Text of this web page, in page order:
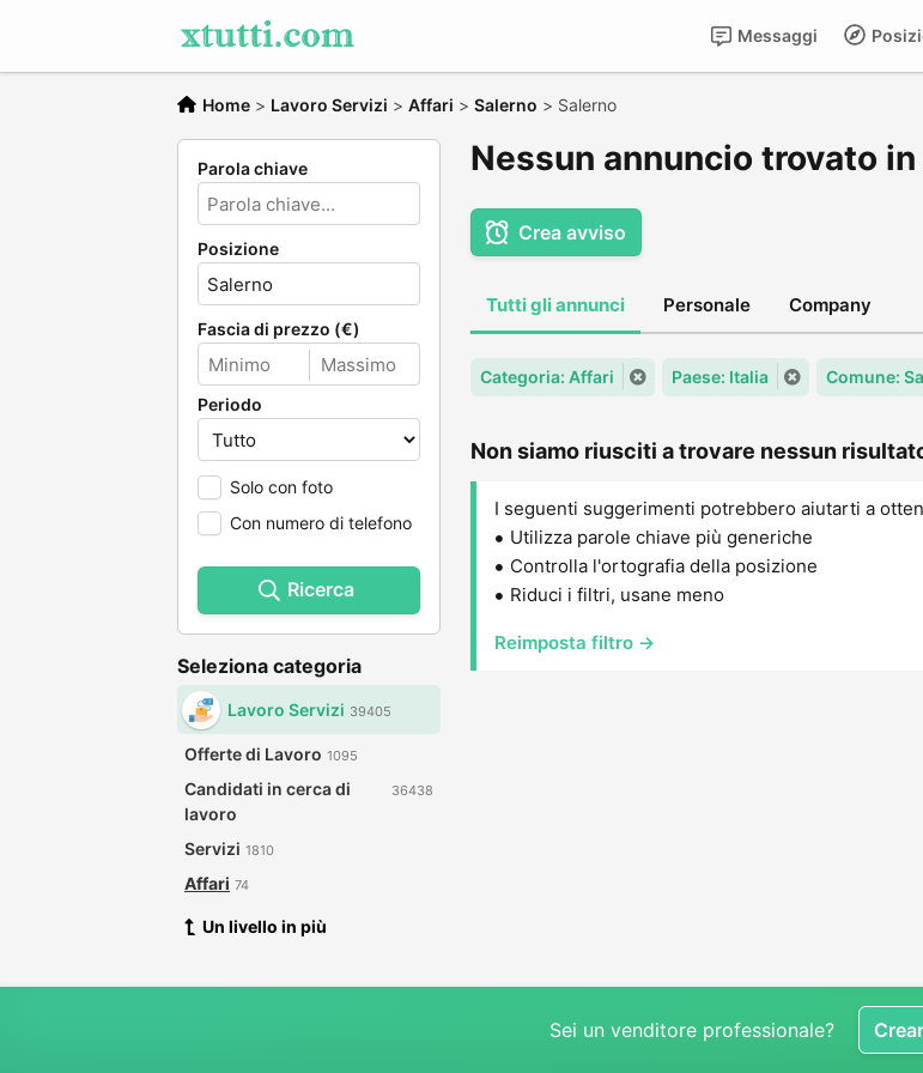
Messaggi
Home > Lavoro Servizi > Affari > Salerno > Salerno
Parola chiave
Posizione
Fascia di prezzo (€)
Periodo
Solo con foto
Con numero di telefono
Ricerca
Seleziona categoria
Lavoro Servizi 39405
Offerte di Lavoro 1095
Candidati in cerca di
lavoro
36438
Servizi 1810
Affari 74
Un livello in più
Nessun annuncio trovato
Crea avviso
Tutti gli annunci Personale Company
Categoria: Affari Paese: Italia Comune:
Non siamo riusciti a trovare nessun
I seguenti suggerimenti potrebbero aiutarti a
Utilizza parole chiave più generiche
Controlla l'ortografia della posizione
Riduci i filtri, usane meno
Reimposta filtro →
Sei un venditore professionale?